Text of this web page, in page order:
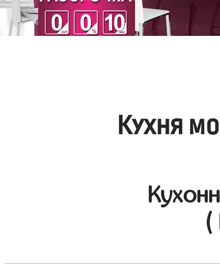
Кухня
(